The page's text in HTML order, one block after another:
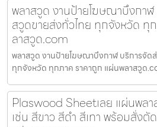
พลาสวูด งานป้ายโฆษณาบึงกา
สวูดขายส่งทั่วไทย ทุกจังหวัด ทุ
ลาสวูด.com
พลาสวูด งานป้ายโฆษณาบึงกาฬ บริการจัด
ทุกจังหวัด ทุกภาค ราคาถูก แผ่นพลาสวูด
Plaswood Sheetเลย แผ่นพล
เช่น สีขาว สีดำ สีเทา พร้อมสั่ง